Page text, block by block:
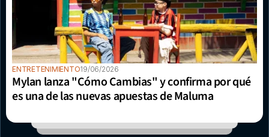
ENTRETENIMIENTO19/06/2026
Mylan lanza "Cómo Cambias" y confirma por qué
es una de las nuevas apuestas de Maluma